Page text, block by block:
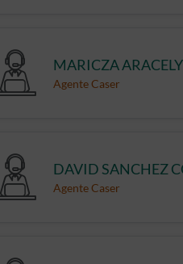
MARICZA
Agente Caser
DAVID SANCHEZ
Agente Caser